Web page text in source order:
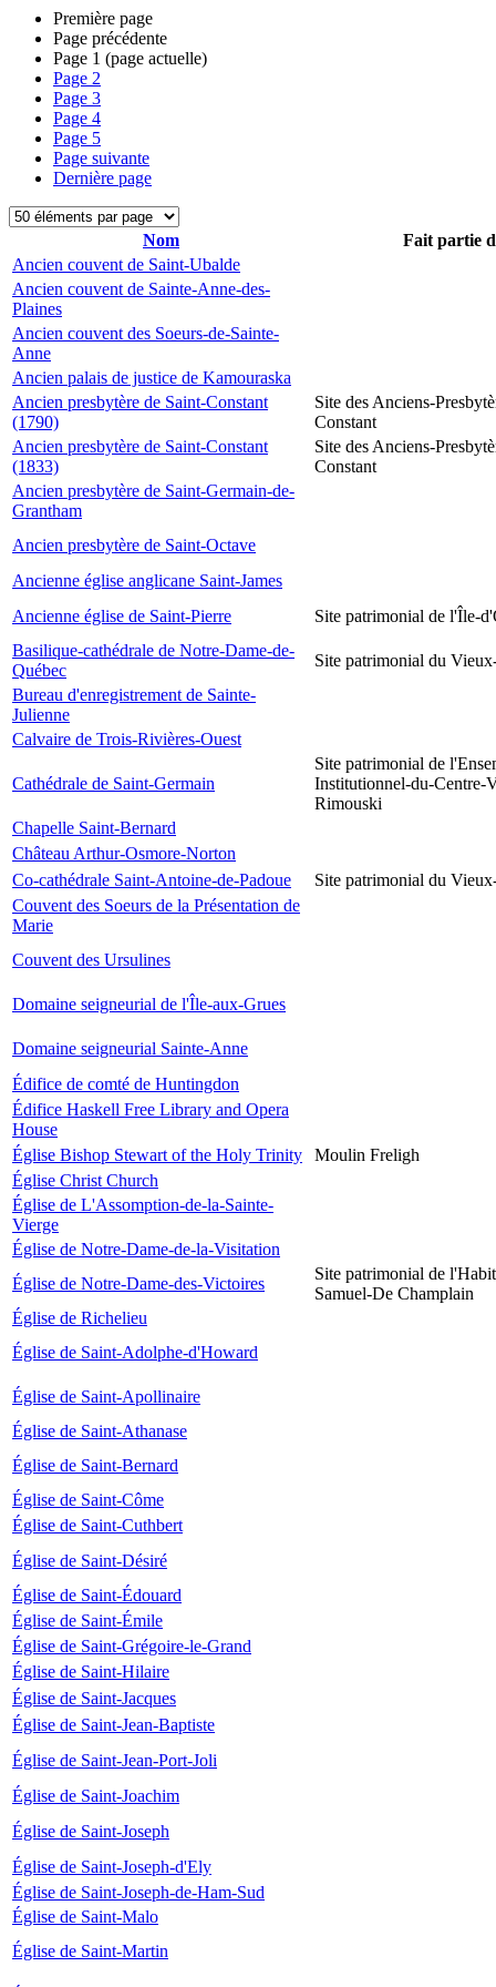
Première page
Page précédente
Page 1 (page actuelle)
Page 2
Page 3
Page 4
Page 5
Page suivante
Dernière page
Nom
Fait partie
Ancien couvent de Saint-Ubalde
Ancien couvent de Sainte-Anne-des-
Plaines
Ancien couvent des Soeurs-de-Sainte-
Anne
Ancien palais de justice de Kamouraska
Ancien presbytère de Saint-Constant
(1790)
Site des Anciens-
Constant
Ancien presbytère de Saint-Constant
(1833)
Site des Anciens-
Constant
Ancien presbytère de Saint-Germain-de-
Grantham
Ancien presbytère de Saint-Octave
Ancienne église anglicane Saint-James
Ancienne église de Saint-Pierre
Site patrimonial de l'Île-
Basilique-cathédrale de Notre-Dame-de-
Québec
Site patrimonial du
Bureau d'enregistrement de Sainte-
Julienne
Calvaire de Trois-Rivières-Ouest
Cathédrale de Saint-Germain
Site patrimonial de
Institutionnel-du-Centre-
Rimouski
Chapelle Saint-Bernard
Château Arthur-Osmore-Norton
Co-cathédrale Saint-Antoine-de-Padoue
Site patrimonial du
Couvent des Soeurs de la Présentation de
Marie
Couvent des Ursulines
Domaine seigneurial de l'Île-aux-Grues
Domaine seigneurial Sainte-Anne
Édifice de comté de Huntingdon
Édifice Haskell Free Library and Opera
House
Église Bishop Stewart of the Holy Trinity
Moulin Freligh
Église Christ Church
Église de L'Assomption-de-la-Sainte-
Vierge
Église de Notre-Dame-de-la-Visitation
Église de Notre-Dame-des-Victoires
Site patrimonial de
Samuel-De Champlain
Église de Richelieu
Église de Saint-Adolphe-d'Howard
Église de Saint-Apollinaire
Église de Saint-Athanase
Église de Saint-Bernard
Église de Saint-Côme
Église de Saint-Cuthbert
Église de Saint-Désiré
Église de Saint-Édouard
Église de Saint-Émile
Église de Saint-Grégoire-le-Grand
Église de Saint-Hilaire
Église de Saint-Jacques
Église de Saint-Jean-Baptiste
Église de Saint-Jean-Port-Joli
Église de Saint-Joachim
Église de Saint-Joseph
Église de Saint-Joseph-d'Ely
Église de Saint-Joseph-de-Ham-Sud
Église de Saint-Malo
Église de Saint-Martin